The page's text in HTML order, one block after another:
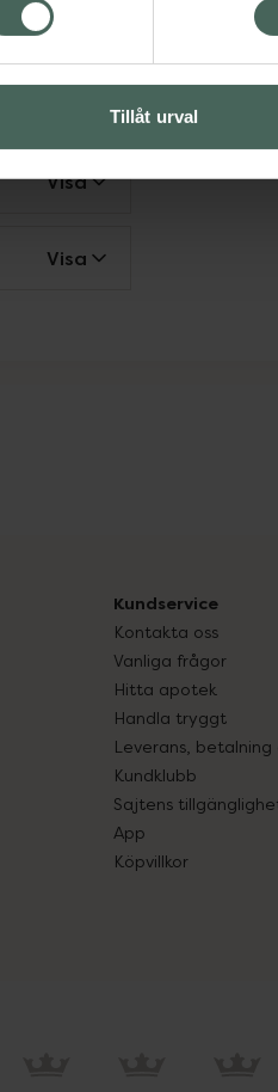
Tillåt urval
Visa
Visa
Kundservice
Kontakta oss
Vanliga frågor
Hitta apotek
Handla tryggt
Leverans,
Kundklubb
Sajtens
App
Köpvillkor